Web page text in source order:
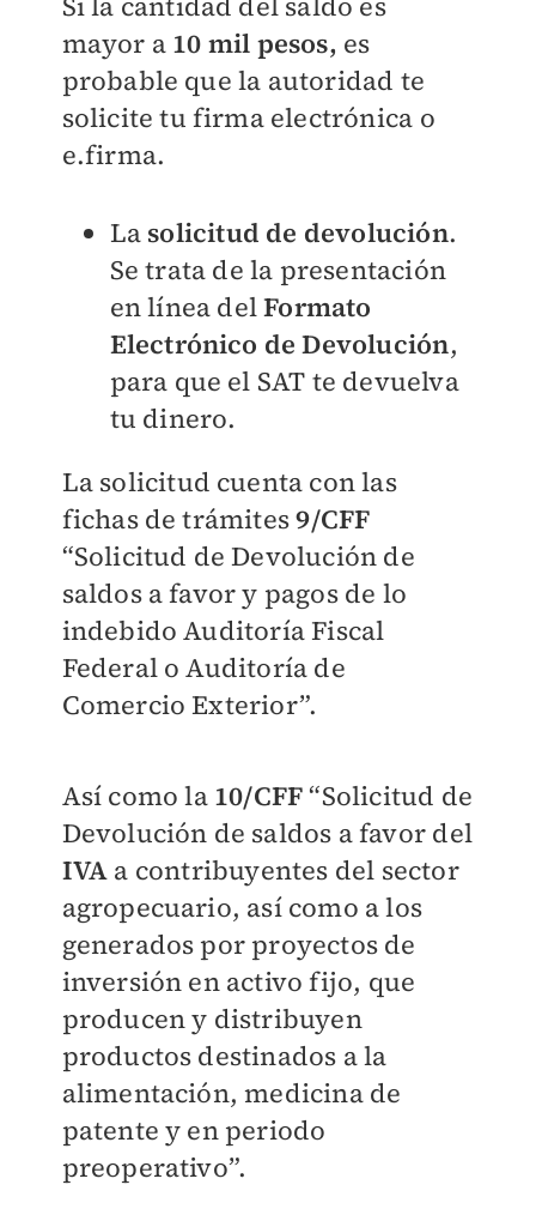
mayor a 10 mil pesos, es
probable que la autoridad te
solicite tu firma electrónica o
e.firma.
La solicitud de devolución.
Se trata de la presentación
en línea delFormato
Electrónico de Devolución,
para que el SAT te devuelva
tu dinero.
La solicitud cuenta con las
fichas de trámites9/CFF
“Solicitud de Devolución de
saldos a favor y pagos de lo
indebido Auditoría Fiscal
Federal o Auditoría de
Comercio Exterior”.
Así como la 10/CFF “Solicitud de
Devolución de saldos a favor del
IVA a contribuyentes del sector
agropecuario, así como a los
generados por proyectos de
inversión en activo fijo, que
producen y distribuyen
productos destinados a la
alimentación, medicina de
patente y en periodo
preoperativo”.